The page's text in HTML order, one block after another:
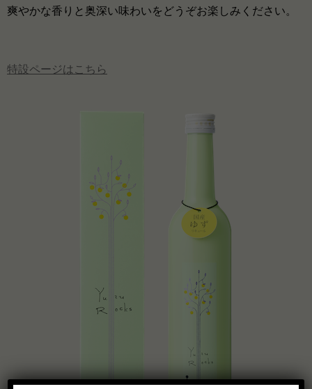
爽やかな香りと奥深い味わいをどうぞお楽しみください。
特設ページはこちら